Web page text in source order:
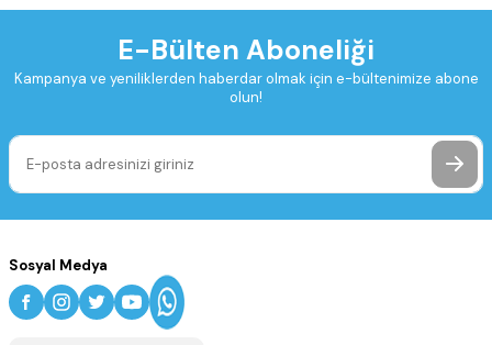
E-Bülten Aboneliği
Kampanya ve yeniliklerden haberdar olmak için e-bültenimize abone
olun!
Sosyal Medya